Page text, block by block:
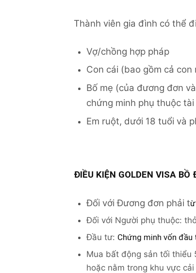
Thành viên gia đình có thể
Vợ/chồng hợp pháp
Con cái (bao gồm cả
Bố mẹ (của đương đơn
chứng minh phụ thuộc tài
Em ruột, dưới 18 tuổi và
ĐIỀU KIỆN GOLDEN VISA BỒ
Đối với Đương đơn phải t
Đối với Người phụ thuộc:
Đầu tư: Chứng minh vốn
Mua bất động sản tối thiểu
hoặc nằm trong khu vực